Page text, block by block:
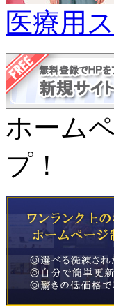
医療用
ホーム
プ！